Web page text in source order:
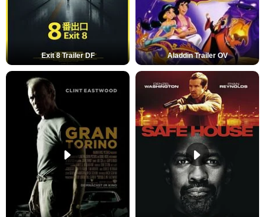
Exit 8 Trailer DF Aladdin Trailer OV